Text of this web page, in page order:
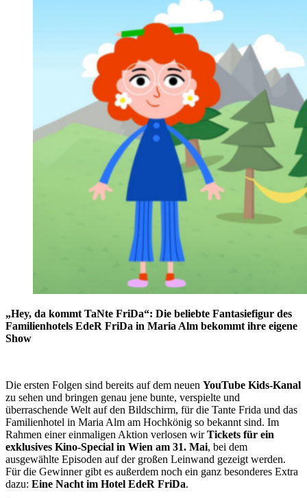
„Hey, da kommt TaNte FriDa“: Die beliebte Fantasiefigur des
Familienhotels EdeR FriDa in Maria Alm bekommt ihre eigene
Show
Die ersten Folgen sind bereits auf dem neuen YouTube Kids-Kanal
zu sehen und bringen genau jene bunte, verspielte und
überraschende Welt auf den Bildschirm, für die Tante Frida und das
Familienhotel in Maria Alm am Hochkönig so bekannt sind. Im
Rahmen einer einmaligen Aktion verlosen wirTickets für ein
exklusives Kino-Special in Wien am 31. Mai, bei dem
ausgewählte Episoden auf der großen Leinwand gezeigt werden.
Für die Gewinner gibt es außerdem noch ein ganz besonderes Extra
dazu: Eine Nacht im Hotel EdeR FriDa.